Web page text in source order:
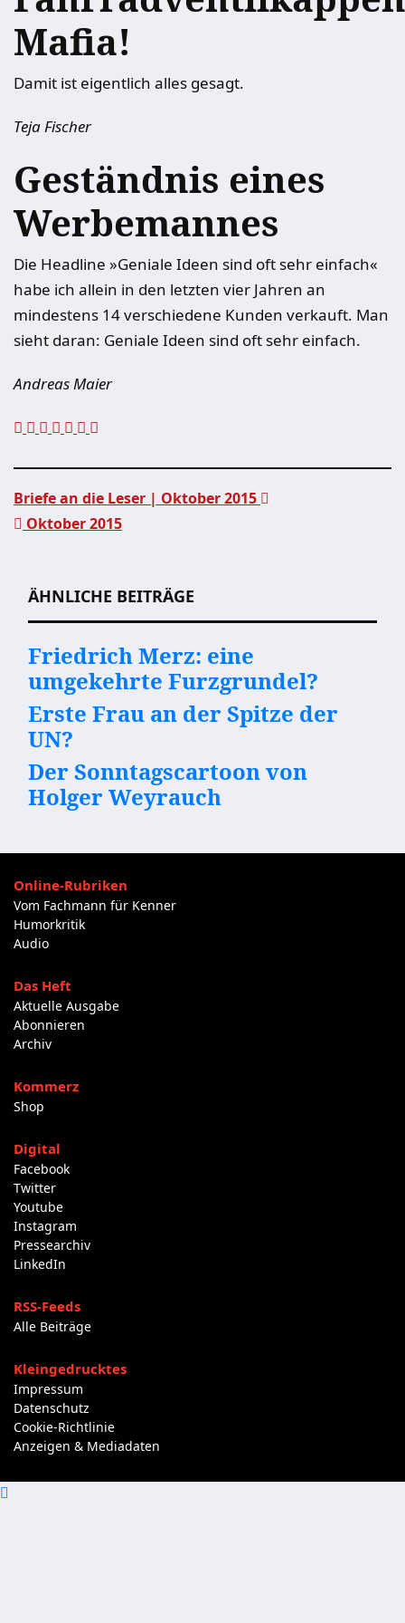
Mafia!
Damit ist eigentlich alles gesagt.
Teja Fischer
Geständnis eines
Werbemannes
Die Headline »Geniale Ideen sind oft sehr einfach«
habe ich allein in den letzten vier Jahren an
mindestens 14 verschiedene Kunden verkauft. Man
sieht daran: Geniale Ideen sind oft sehr einfach.
Andreas Maier
Briefe an die Leser | Oktober 2015
Oktober 2015
ÄHNLICHE BEITRÄGE
Friedrich Merz: eine
umgekehrte Furzgrundel?
Erste Frau an der Spitze der
UN?
Der Sonntagscartoon von
Holger Weyrauch
Online-Rubriken
Vom Fachmann für Kenner
Humorkritik
Audio
Das Heft
Aktuelle Ausgabe
Abonnieren
Archiv
Kommerz
Shop
Digital
Facebook
Twitter
Youtube
Instagram
Pressearchiv
LinkedIn
RSS-Feeds
Alle Beiträge
Kleingedrucktes
Impressum
Datenschutz
Cookie-Richtlinie
Anzeigen & Mediadaten